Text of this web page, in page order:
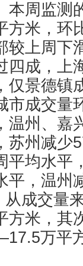
监测的
方米，环
较上周下
四成，上
仅景德镇
市成交量
温州、嘉
苏州减少
平均水平
平，温州
交量来
方米，其
万平